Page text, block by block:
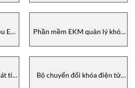
Hand-held pendant stations
and hand wheels Euchner
EKS
Phần mềm EKM quản lý khóa
Key-Manager EKM software
Euchner
tín
Bộ chuyển đổi khóa điện tử